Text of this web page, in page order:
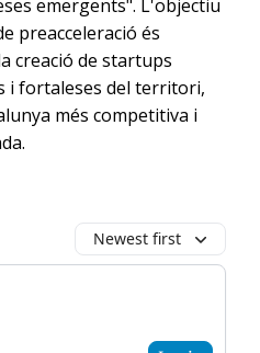
emergents". L'objectiu
preacceleració és
creació de startups
i fortaleses del territori,
més competitiva i
Newest first